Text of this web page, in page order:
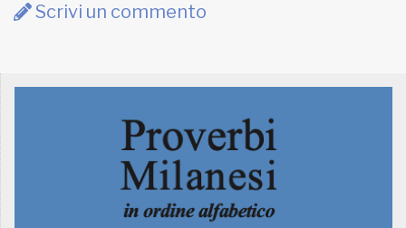
Scrivi un commento